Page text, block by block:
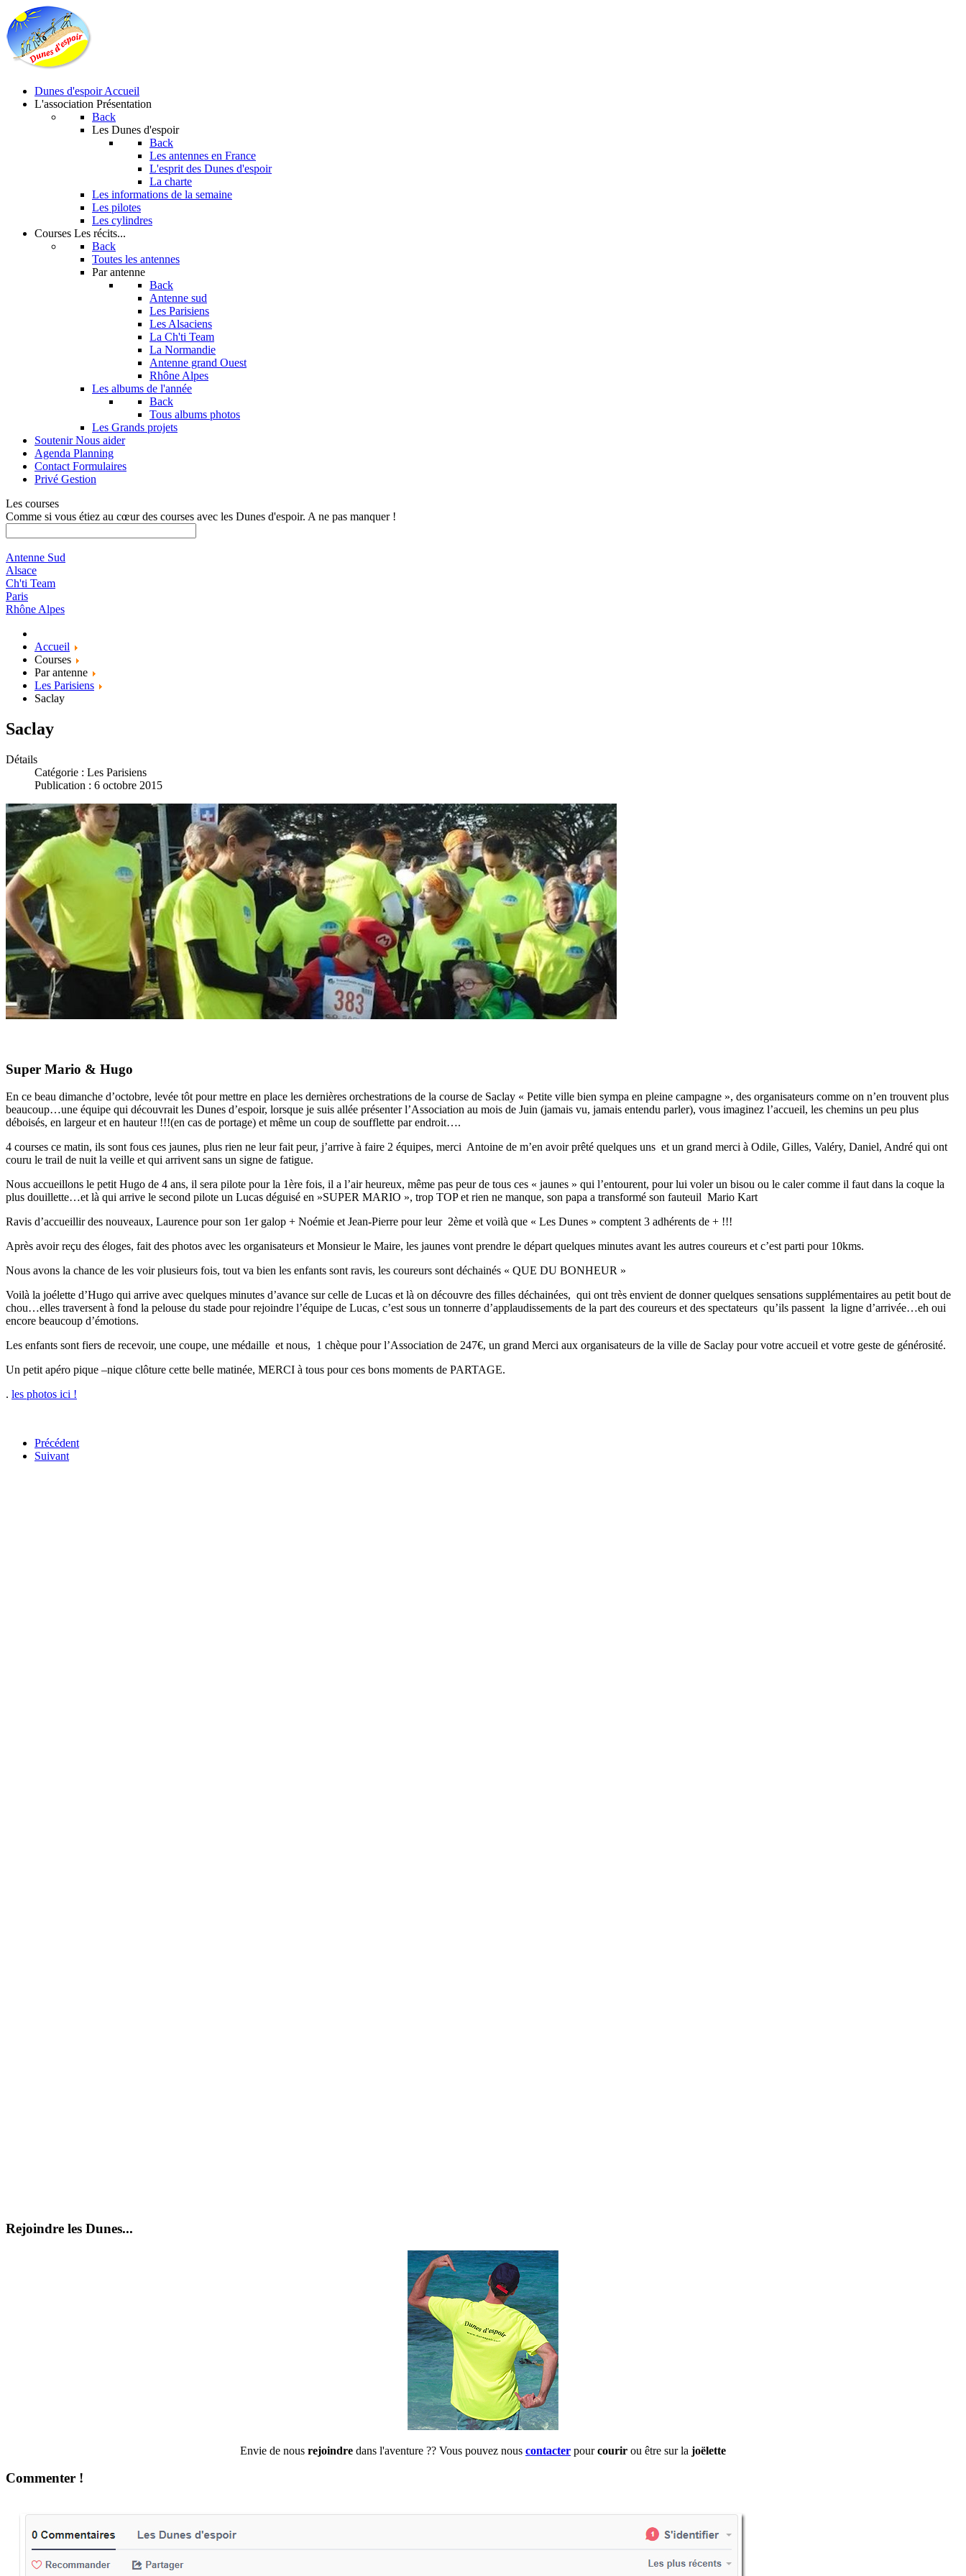
Dunes d'espoir Accueil
L'association Présentation
Back
Les Dunes d'espoir
Back
Les antennes en France
L'esprit des Dunes d'espoir
La charte
Les informations de la semaine
Les pilotes
Les cylindres
Courses Les récits...
Back
Toutes les antennes
Par antenne
Back
Antenne sud
Les Parisiens
Les Alsaciens
La Ch'ti Team
La Normandie
Antenne grand Ouest
Rhône Alpes
Les albums de l'année
Back
Tous albums photos
Les Grands projets
Soutenir Nous aider
Agenda Planning
Contact Formulaires
Privé Gestion
Les courses
Comme si vous étiez au cœur des courses avec les Dunes d'espoir. A ne pas manquer !
Antenne Sud
Alsace
Ch'ti Team
Paris
Rhône Alpes
Accueil
Courses
Par antenne
Les Parisiens
Saclay
Saclay
Détails
Catégorie : Les Parisiens
Publication : 6 octobre 2015
Super Mario & Hugo
En ce beau dimanche d’octobre, levée tôt pour mettre en place les dernières orchestrations de la course de Saclay « Petite ville bien sympa en pleine campagne », des organisateurs comme on n’en trouvent plus
beaucoup…une équipe qui découvrait les Dunes d’espoir, lorsque je suis allée présenter l’Association au mois de Juin (jamais vu, jamais entendu parler), vous imaginez l’accueil, les chemins un peu plus
déboisés, en largeur et en hauteur !!!(en cas de portage) et même un coup de soufflette par endroit….
4 courses ce matin, ils sont fous ces jaunes, plus rien ne leur fait peur, j’arrive à faire 2 équipes, merci Antoine de m’en avoir prêté quelques uns et un grand merci à Odile, Gilles, Valéry, Daniel, André qui ont
couru le trail de nuit la veille et qui arrivent sans un signe de fatigue.
Nous accueillons le petit Hugo de 4 ans, il sera pilote pour la 1ère fois, il a l’air heureux, même pas peur de tous ces « jaunes » qui l’entourent, pour lui voler un bisou ou le caler comme il faut dans la coque la
plus douillette…et là qui arrive le second pilote un Lucas déguisé en »SUPER MARIO », trop TOP et rien ne manque, son papa a transformé son fauteuil Mario Kart
Ravis d’accueillir des nouveaux, Laurence pour son 1er galop + Noémie et Jean-Pierre pour leur 2ème et voilà que « Les Dunes » comptent 3 adhérents de + !!!
Après avoir reçu des éloges, fait des photos avec les organisateurs et Monsieur le Maire, les jaunes vont prendre le départ quelques minutes avant les autres coureurs et c’est parti pour 10kms.
Nous avons la chance de les voir plusieurs fois, tout va bien les enfants sont ravis, les coureurs sont déchainés « QUE DU BONHEUR »
Voilà la joélette d’Hugo qui arrive avec quelques minutes d’avance sur celle de Lucas et là on découvre des filles déchainées, qui ont très envient de donner quelques sensations supplémentaires au petit bout de
chou…elles traversent à fond la pelouse du stade pour rejoindre l’équipe de Lucas, c’est sous un tonnerre d’applaudissements de la part des coureurs et des spectateurs qu’ils passent la ligne d’arrivée…eh oui
encore beaucoup d’émotions.
Les enfants sont fiers de recevoir, une coupe, une médaille et nous, 1 chèque pour l’Association de 247€, un grand Merci aux organisateurs de la ville de Saclay pour votre accueil et votre geste de générosité.
Un petit apéro pique –nique clôture cette belle matinée, MERCI à tous pour ces bons moments de PARTAGE.
. les photos ici !
Précédent
Suivant
Rejoindre les Dunes...
Envie de nous rejoindre dans l'aventure ?? Vous pouvez nous contacter pourcourir ou être sur la joëlette
Commenter !